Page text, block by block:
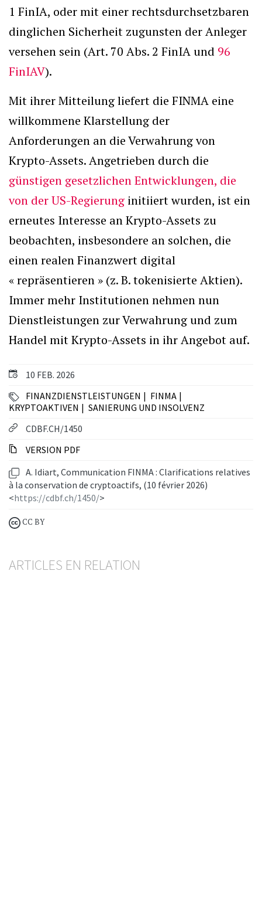
10 FEB. 2026
FINANZDIENSTLEISTUNGEN
FINMA
KRYPTOAKTIVEN
SANIERUNG UND INSOLVENZ
CDBF.CH/1450
VERSION PDF
A. Idiart, Communication FINMA : Clarifications relatives
à la conservation de cryptoactifs, (10 février 2026)
<https://cdbf.ch/1450/>
CC BY
ARTICLES EN RELATION
1 FinIA, oder mit einer rechtsdurchsetzbaren
dinglichen Sicherheit zugunsten der Anleger
versehen sein (Art. 70 Abs. 2 FinIA und 96
FinIAV).
Mit ihrer Mitteilung liefert die FINMA eine
willkommene Klarstellung der
Anforderungen an die Verwahrung von
Krypto-Assets. Angetrieben durch die
günstigen gesetzlichen Entwicklungen, die
von der US-Regierung initiiert wurden, ist ein
erneutes Interesse an Krypto-Assets zu
beobachten, insbesondere an solchen, die
einen realen Finanzwert digital
« repräsentieren » (z. B. tokenisierte Aktien).
Immer mehr Institutionen nehmen nun
Dienstleistungen zur Verwahrung und zum
Handel mit Krypto-Assets in ihr Angebot auf.